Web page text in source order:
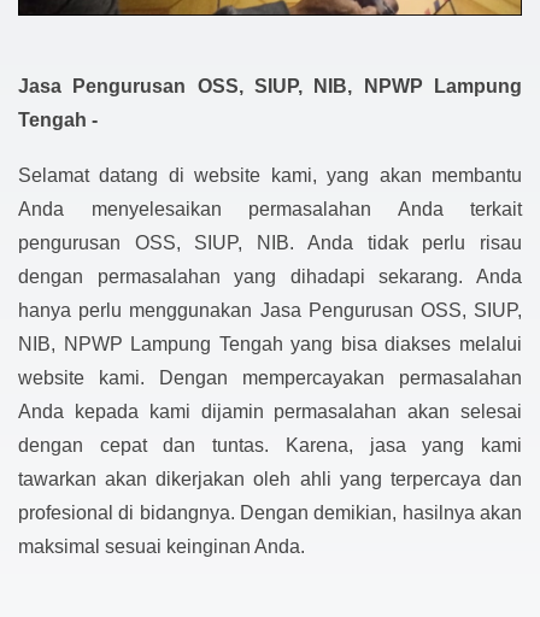
Jasa Pengurusan OSS, SIUP, NIB, NPWP Lampung
Tengah -
Selamat datang di website kami, yang akan membantu
Anda menyelesaikan permasalahan Anda terkait
pengurusan OSS, SIUP, NIB. Anda tidak perlu risau
dengan permasalahan yang dihadapi sekarang. Anda
hanya perlu menggunakan Jasa Pengurusan OSS, SIUP,
NIB, NPWP Lampung Tengah yang bisa diakses melalui
website kami. Dengan mempercayakan permasalahan
Anda kepada kami dijamin permasalahan akan selesai
dengan cepat dan tuntas. Karena, jasa yang kami
tawarkan akan dikerjakan oleh ahli yang terpercaya dan
profesional di bidangnya. Dengan demikian, hasilnya akan
maksimal sesuai keinginan Anda.